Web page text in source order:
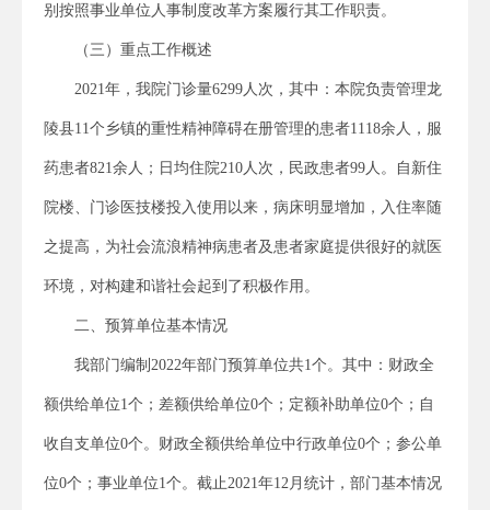
别按照事业单位人事制度改革方案履行其工作职责。
（三）重点工作概述
2021年，我院门诊量6299人次，其中：本院负责管理龙
陵县11个乡镇的重性精神障碍在册管理的患者1118余人，服
药患者821余人；日均住院210人次，民政患者99人。自新住
院楼、门诊医技楼投入使用以来，病床明显增加，入住率随
之提高，为社会流浪精神病患者及患者家庭提供很好的就医
环境，对构建和谐社会起到了积极作用。
二、预算单位基本情况
我部门编制2022年部门预算单位共1个。其中：财政全
额供给单位1个；差额供给单位0个；定额补助单位0个；自
收自支单位0个。财政全额供给单位中行政单位0个；参公单
位0个；事业单位1个。截止2021年12月统计，部门基本情况